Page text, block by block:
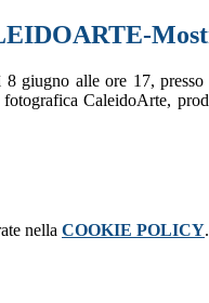
8 giugno alle ore 17,
fotografica CaleidoArte,
nella COOKIE POLICY.